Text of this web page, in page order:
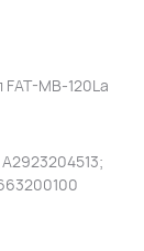
FAT-MB-120La